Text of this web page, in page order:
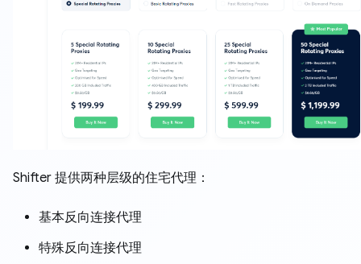
Shifter 提供两种层级的住宅代理：
基本反向连接代理
特殊反向连接代理